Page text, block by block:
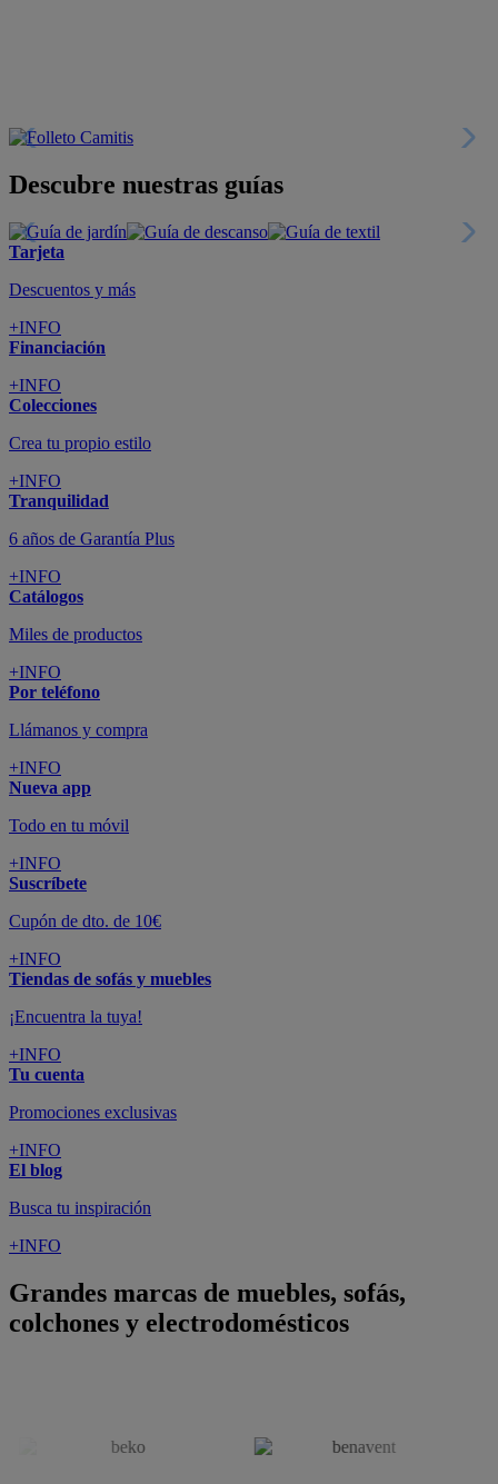
Descubre nuestras guías
Tarjeta
Descuentos y más
+INFO
Financiación
+INFO
Colecciones
Crea tu propio estilo
+INFO
Tranquilidad
6 años de Garantía Plus
+INFO
Catálogos
Miles de productos
+INFO
Por teléfono
Llámanos y compra
+INFO
Nueva app
Todo en tu móvil
+INFO
Suscríbete
Cupón de dto. de 10€
+INFO
Tiendas de sofás y muebles
¡Encuentra la tuya!
+INFO
Tu cuenta
Promociones exclusivas
+INFO
El blog
Busca tu inspiración
+INFO
Grandes marcas de muebles, sofás,
colchones y electrodomésticos